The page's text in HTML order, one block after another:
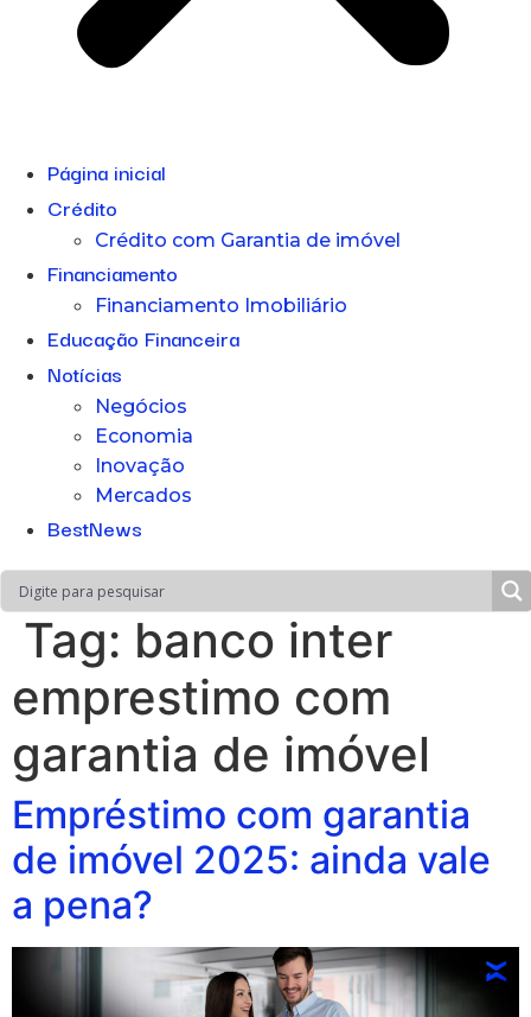
Página inicial
Crédito
Crédito com Garantia de imóvel
Financiamento
Financiamento Imobiliário
Educação Financeira
Notícias
Negócios
Economia
Inovação
Mercados
BestNews
Tag: banco inter
emprestimo com
garantia de imóvel
Empréstimo com garantia
de imóvel 2025: ainda vale
a pena?